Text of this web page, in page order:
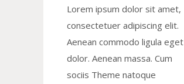
Lorem ipsum dolor sit amet,
consectetuer adipiscing elit.
Aenean commodo ligula eget
dolor. Aenean massa. Cum
sociis Theme natoque